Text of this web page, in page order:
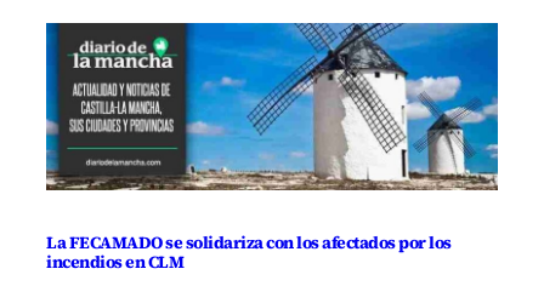
La FECAMADO se solidariza con los afectados por los
incendios en CLM